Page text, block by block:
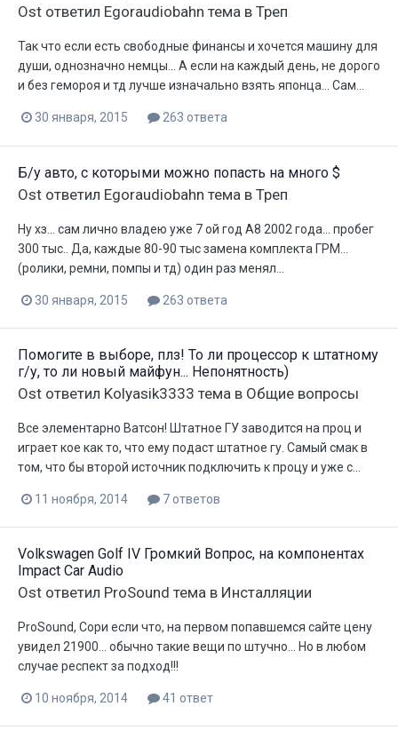
Ost ответил Egoraudiobahn тема в Треп
Так что если есть свободные финансы и хочется машину для
души, однозначно немцы... А если на каждый день, не дорого
и без гемороя и тд лучше изначально взять японца... Сам...
30 января, 2015 263 ответа
Б/у авто, с которыми можно попасть на много $
Ost ответил Egoraudiobahn тема в Треп
Ну хз... сам лично владею уже 7 ой год А8 2002 года... пробег
300 тыс.. Да, каждые 80-90 тыс замена комплекта ГРМ...
(ролики, ремни, помпы и тд) один раз менял...
30 января, 2015 263 ответа
Помогите в выборе, плз! То ли процессор к штатному
г/у, то ли новый майфун... Непонятность)
Ost ответил Kolyasik3333 тема в Общие вопросы
Все элементарно Ватсон! Штатное ГУ заводится на проц и
играет кое как то, что ему подаст штатное гу. Самый смак в
том, что бы второй источник подключить к процу и уже с...
11 ноября, 2014 7 ответов
Volkswagen Golf IV Громкий Вопрос, на компонентах
Impact Car Audio
Ost ответил ProSound тема в Инсталляции
ProSound, Сори если что, на первом попавшемся сайте цену
увидел 21900... обычно такие вещи по штучно... Но в любом
случае респект за подход!!!
10 ноября, 2014 41 ответ